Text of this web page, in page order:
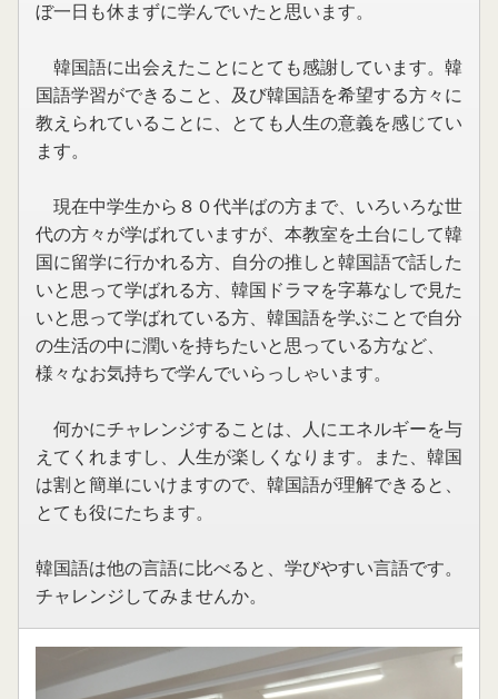
ぼ一日も休まずに学んでいたと思います。
韓国語に出会えたことにとても感謝しています。韓
国語学習ができること、及び韓国語を希望する方々に
教えられていることに、とても人生の意義を感じてい
ます。
現在中学生から８０代半ばの方まで、いろいろな世
代の方々が学ばれていますが、本教室を土台にして韓
国に留学に行かれる方、自分の推しと韓国語で話した
いと思って学ばれる方、韓国ドラマを字幕なしで見た
いと思って学ばれている方、韓国語を学ぶことで自分
の生活の中に潤いを持ちたいと思っている方など、
様々なお気持ちで学んでいらっしゃいます。
何かにチャレンジすることは、人にエネルギーを与
えてくれますし、人生が楽しくなります。また、韓国
は割と簡単にいけますので、韓国語が理解できると、
とても役にたちます。
韓国語は他の言語に比べると、学びやすい言語です。
チャレンジしてみませんか。